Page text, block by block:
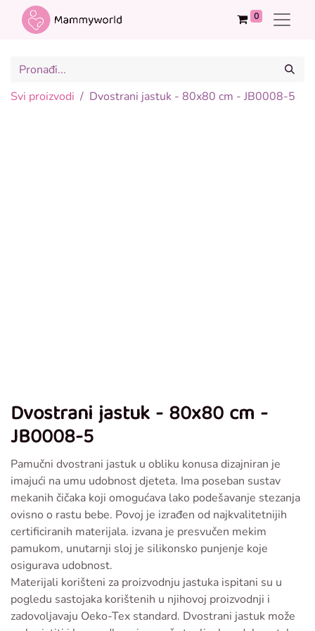
0
Svi proizvodi Dvostrani jastuk - 80x80 cm - JB0008-5
Dvostrani jastuk - 80x80 cm -
JB0008-5
Pamučni dvostrani jastuk u obliku konusa dizajniran je
imajući na umu udobnost djeteta. Ima poseban sustav
mekanih čičaka koji omogućava lako podešavanje stezanja
ovisno o rastu bebe. Povoj je izrađen od najkvalitetnijih
certificiranih materijala. izvana je presvučen mekim
pamukom, unutarnji sloj je silikonsko punjenje koje
osigurava udobnost.
Materijali korišteni za proizvodnju jastuka ispitani su u
pogledu sastojaka korištenih u njihovoj proizvodnji i
zadovoljavaju Oeko-Tex standard. Dvostrani jastuk može